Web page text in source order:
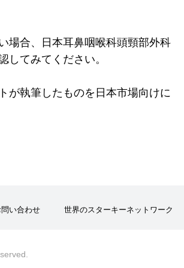
場合、日本耳鼻咽喉科頭頸部外科
してみてください。
が執筆したものを日本市場向けに
問い合わせ 世界のスターキーネットワーク